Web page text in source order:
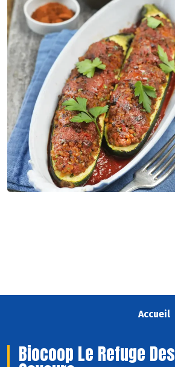
Accueil
Biocoop Le Refuge Des